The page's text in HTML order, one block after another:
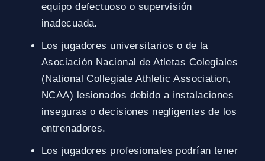
equipo defectuoso o supervisión
inadecuada.
Los jugadores universitarios o de la
Asociación Nacional de Atletas Colegiales
(National Collegiate Athletic Association,
NCAA) lesionados debido a instalaciones
inseguras o decisiones negligentes de los
entrenadores.
Los jugadores profesionales podrían tener